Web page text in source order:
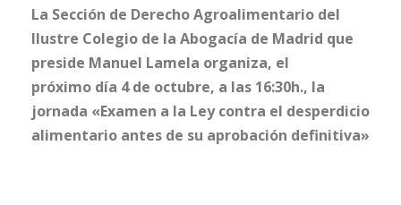
La Sección de Derecho Agroalimentario del
Ilustre Colegio de la Abogacía de Madrid que
preside Manuel Lamela organiza, el
próximo día 4 de octubre, a las 16:30h., la
jornada «Examen a la Ley contra el desperdicio
alimentario antes de su aprobación definitiva»